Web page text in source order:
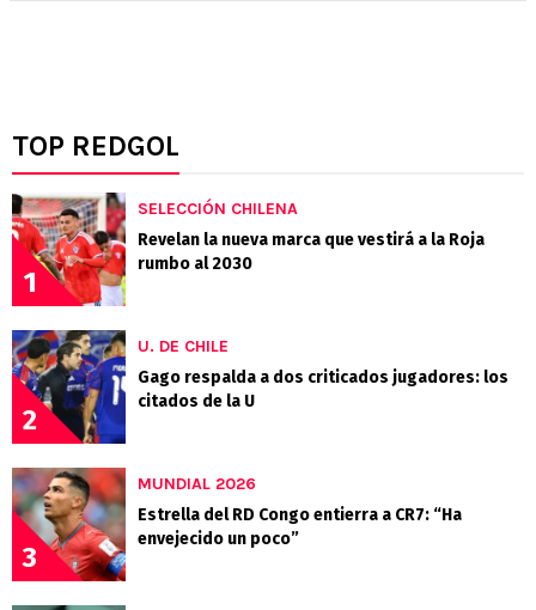
TOP REDGOL
1
SELECCIÓN CHILENA
Revelan la nueva marca que vestirá a la Roja
rumbo al 2030
2
U. DE CHILE
Gago respalda a dos criticados jugadores: los
citados de la U
3
MUNDIAL 2026
Estrella del RD Congo entierra a CR7: “Ha
envejecido un poco”